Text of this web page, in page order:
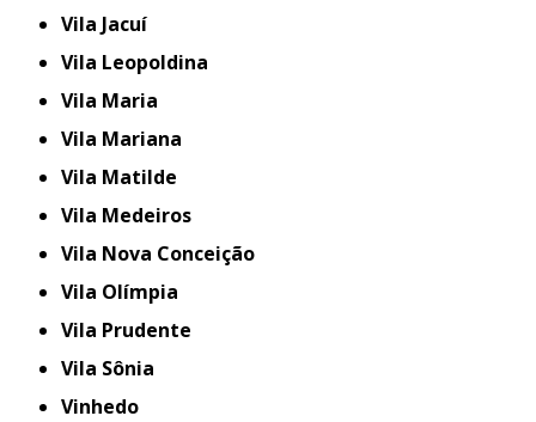
Vila Jacuí
Vila Leopoldina
Vila Maria
Vila Mariana
Vila Matilde
Vila Medeiros
Vila Nova Conceição
Vila Olímpia
Vila Prudente
Vila Sônia
Vinhedo